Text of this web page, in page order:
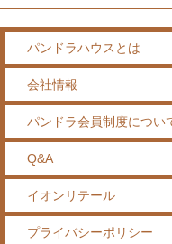
パンドラハウスとは
会社情報
パンドラ会員制度につい
Q&A
イオンリテール
プライバシーポリシー